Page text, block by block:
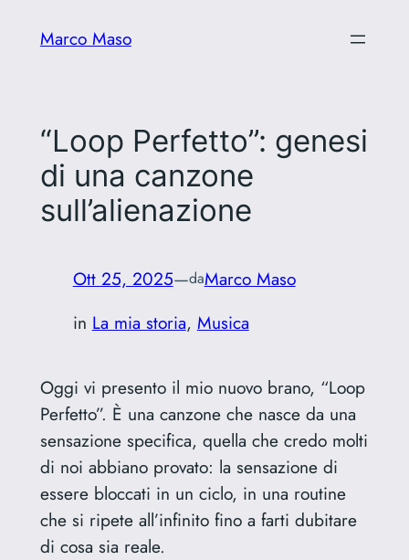
Marco Maso
“Loop Perfetto”: genesi
di una canzone
sull’alienazione
Ott 25, 2025—daMarco Maso
in La mia storia, Musica
Oggi vi presento il mio nuovo brano, “Loop
Perfetto”. È una canzone che nasce da una
sensazione specifica, quella che credo molti
di noi abbiano provato: la sensazione di
essere bloccati in un ciclo, in una routine
che si ripete all’infinito fino a farti dubitare
di cosa sia reale.